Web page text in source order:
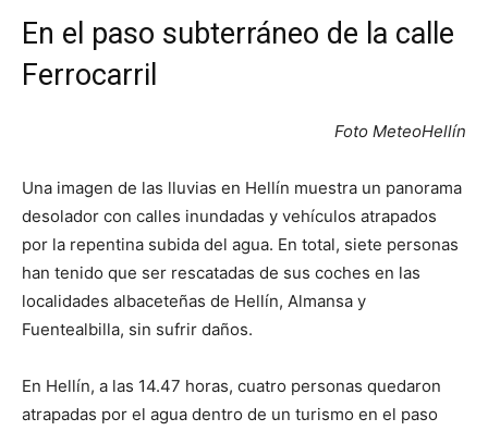
En el paso subterráneo de la calle
Ferrocarril
Foto MeteoHellín
Una imagen de las lluvias en Hellín muestra un panorama
desolador con calles inundadas y vehículos atrapados
por la repentina subida del agua. En total, siete personas
han tenido que ser rescatadas de sus coches en las
localidades albaceteñas de Hellín, Almansa y
Fuentealbilla, sin sufrir daños.
En Hellín, a las 14.47 horas, cuatro personas quedaron
atrapadas por el agua dentro de un turismo en el paso